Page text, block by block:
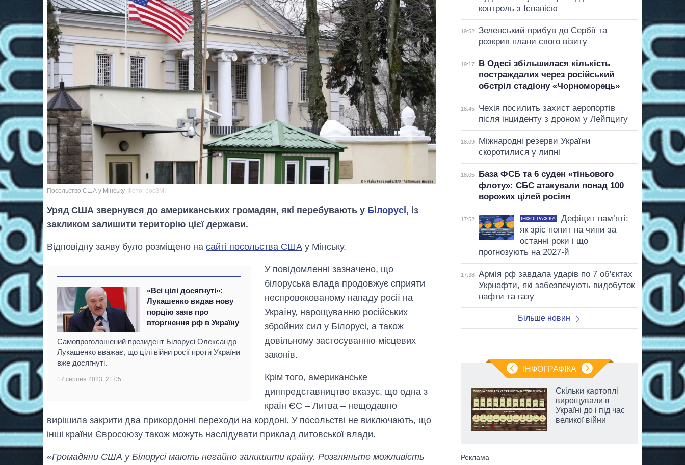
Посольство США у Мінську Фото: росЗМІ
Уряд США звернувся до американських громадян, які перебувають у Білорусі, із
закликом залишити територію цієї держави.
Відповідну заяву було розміщено на сайті посольства США у Мінську.
«Всі цілі досягнуті»:
Лукашенко видав нову
порцію заяв про
вторгнення рф в Україну
Самопроголошений президент Білорусі Олександр
Лукашенко вважає, що цілі війни росії проти України
вже досягнуті.
17 серпня 2023, 21:05
У повідомленні зазначено, що
білоруська влада продовжує сприяти
неспровокованому нападу росії на
Україну, нарощуванню російських
збройних сил у Білорусі, а також
довільному застосуванню місцевих
законів.
Крім того, американське
диппредставництво вказує, що одна з
країн ЄС – Литва – нещодавно
вирішила закрити два прикордонні переходи на кордоні. У посольстві не виключають, що
інші країни Євросоюзу також можуть наслідувати приклад литовської влади.
«Громадяни США у Білорусі мають негайно залишити країну. Розгляньте можливість
контроль з Іспанією
19:52
Зеленський прибув до Сербії та
розкрив плани свого візиту
19:17
В Одесі збільшилася кількість
постраждалих через російський
обстріл стадіону «Чорноморець»
18:45
Чехія посилить захист аеропортів
після інциденту з дроном у Лейпцигу
18:09
Міжнародні резерви України
скоротилися у липні
18:05
База ФСБ та 6 суден «тіньового
флоту»: СБС атакували понад 100
ворожих цілей росіян
17:52 ІНФОГРАФІКА
Дефіцит пам’яті:
як зріс попит на чипи за
останні роки і що
прогнозують на 2027-й
17:38
Армія рф завдала ударів по 7 об'єктах
Укрнафти, які забезпечують видобуток
нафти та газу
Більше новин
ІНФОГРАФІКА
Як за 10 років
вступників на
бакалаврат,
Скільки картоплі
вирощували в
Україні до і під час
великої війни